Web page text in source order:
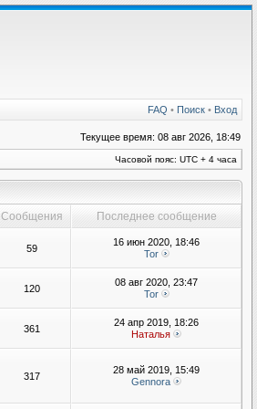
FAQ • Поиск • Вход
Текущее время: 08 авг 2026, 18:49
Часовой пояс: UTC + 4 часа
Сообщения
Последнее сообщение
59
16 июн 2020, 18:46
Tor
120
08 авг 2020, 23:47
Tor
361
24 апр 2019, 18:26
Наталья
317
28 май 2019, 15:49
Gennora